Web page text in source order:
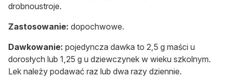
drobnoustroje.
Zastosowanie: dopochwowe.
Dawkowanie: pojedyncza dawka to 2,5 g maści u
dorosłych lub 1,25 g u dziewczynek w wieku szkolnym.
Lek należy podawać raz lub dwa razy dziennie.